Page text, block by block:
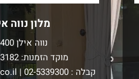
מלון נווה
נווה אילן 91400
מוקד הזמנות:
קבלה :02-5339300
|